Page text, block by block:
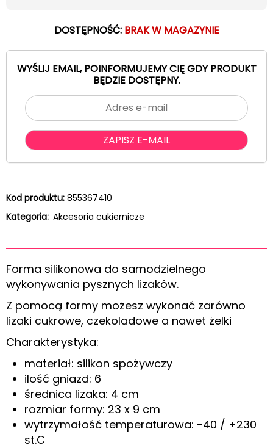
DOSTĘPNOŚĆ: BRAK W MAGAZYNIE
WYŚLIJ EMAIL, POINFORMUJEMY CIĘ GDY PRODUKT
BĘDZIE DOSTĘPNY.
Kod produktu: 855367410
Kategoria: Akcesoria cukiernicze
Forma silikonowa do samodzielnego
wykonywania pysznych lizaków.
Z pomocą formy możesz wykonać zarówno
lizaki cukrowe, czekoladowe a nawet żelki
Charakterystyka:
materiał: silikon spożywczy
ilość gniazd: 6
średnica lizaka: 4 cm
rozmiar formy: 23 x 9 cm
wytrzymałość temperaturowa: -40 / +230
st.C